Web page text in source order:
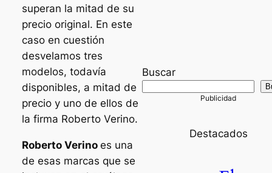
superan la mitad de su
precio original. En este
caso en cuestión
desvelamos tres
modelos, todavía
disponibles, a mitad de
precio y uno de ellos de
la firma Roberto Verino.
Roberto Verino es una
de esas marcas que se
Buscar
Destacados